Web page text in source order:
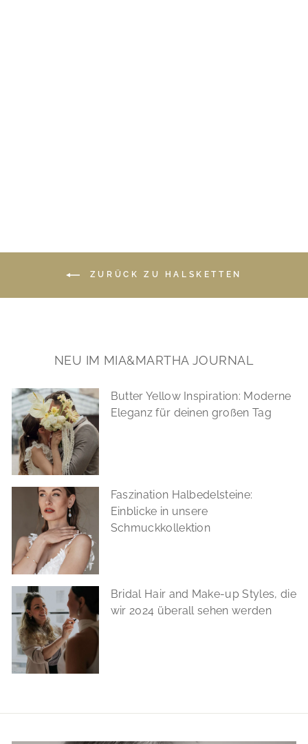
ZURÜCK ZU HALSKETTEN
NEU IM MIA&MARTHA JOURNAL
Butter Yellow Inspiration: Moderne
Eleganz für deinen großen Tag
Faszination Halbedelsteine:
Einblicke in unsere
Schmuckkollektion
Bridal Hair and Make-up Styles, die
wir 2024 überall sehen werden